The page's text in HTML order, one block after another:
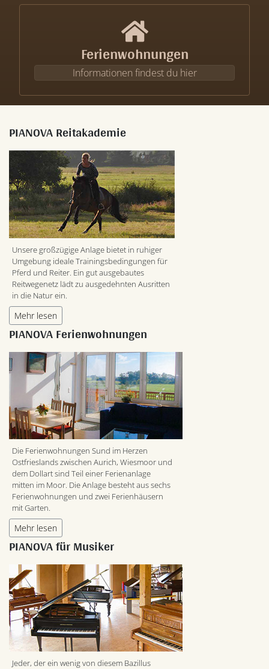
Ferienwohnungen
Informationen findest du hier
PIANOVA Reitakademie
Unsere großzügige Anlage bietet in ruhiger
Umgebung ideale Trainingsbedingungen für
Pferd und Reiter. Ein gut ausgebautes
Reitwegenetz lädt zu ausgedehnten Ausritten
in die Natur ein.
Mehr lesen
PIANOVA Ferienwohnungen
Die Ferienwohnungen Sund im Herzen
Ostfrieslands zwischen Aurich, Wiesmoor und
dem Dollart sind Teil einer Ferienanlage
mitten im Moor. Die Anlage besteht aus sechs
Ferienwohnungen und zwei Ferienhäusern
mit Garten.
Mehr lesen
PIANOVA für Musiker
Jeder, der ein wenig von diesem Bazillus